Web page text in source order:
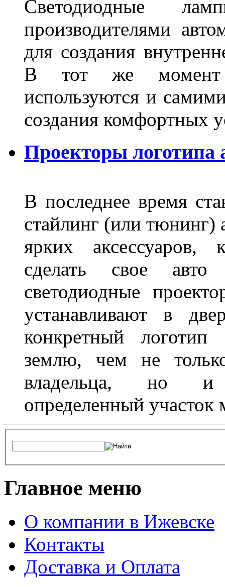
Светодиодные
производителями
для создания
В тот же момент
используются и
создания комфортных
Проекторы логотипа
В последнее время
стайлинг (или тюнинг)
ярких аксессуаров,
сделать свое
светодиодные
устанавливают в
конкретный логотип
землю, чем не
владельца, но и
определенный участок
Главное меню
О компании в Ижевске
Контакты
Доставка и Оплата